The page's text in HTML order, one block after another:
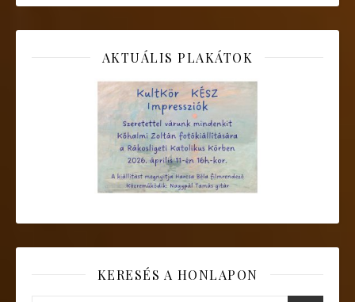
AKTUÁLIS PLAKÁTOK
KERESÉS A HONLAPON